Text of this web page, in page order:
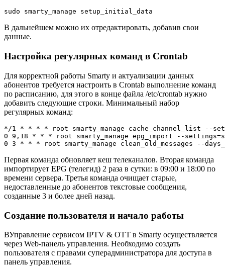
sudo smarty_manage setup_initial_data
В дальнейшем можно их отредактировать, добавив свои
данные.
Настройка регулярных команд в Crontab
Для корректной работы Smarty и актуализации данных
абонентов требуется настроить в Crontab выполнение команд
по расписанию, для этого в конце файла /etc/crontab нужно
добавить следующие строки. Минимальный набор
регулярных команд:
*/1 * * * * root smarty_manage cache_channel_list --
0 9,18 * * * root smarty_manage epg_import --
0 3 * * * root smarty_manage clean_old_messages --
Первая команда обновляет кеш телеканалов. Вторая команда
импортирует EPG (телегид) 2 раза в сутки: в 09:00 и 18:00 по
времени сервера. Третья команда очищает старые,
недоставленные до абонентов текстовые сообщения,
созданные 3 и более дней назад.
Создание пользователя и начало работы
ВУправление сервисом IPTV & OTT в Smarty осуществляется
через Web-панель управления. Необходимо создать
пользователя с правами суперадминистратора для доступа в
панель управления.